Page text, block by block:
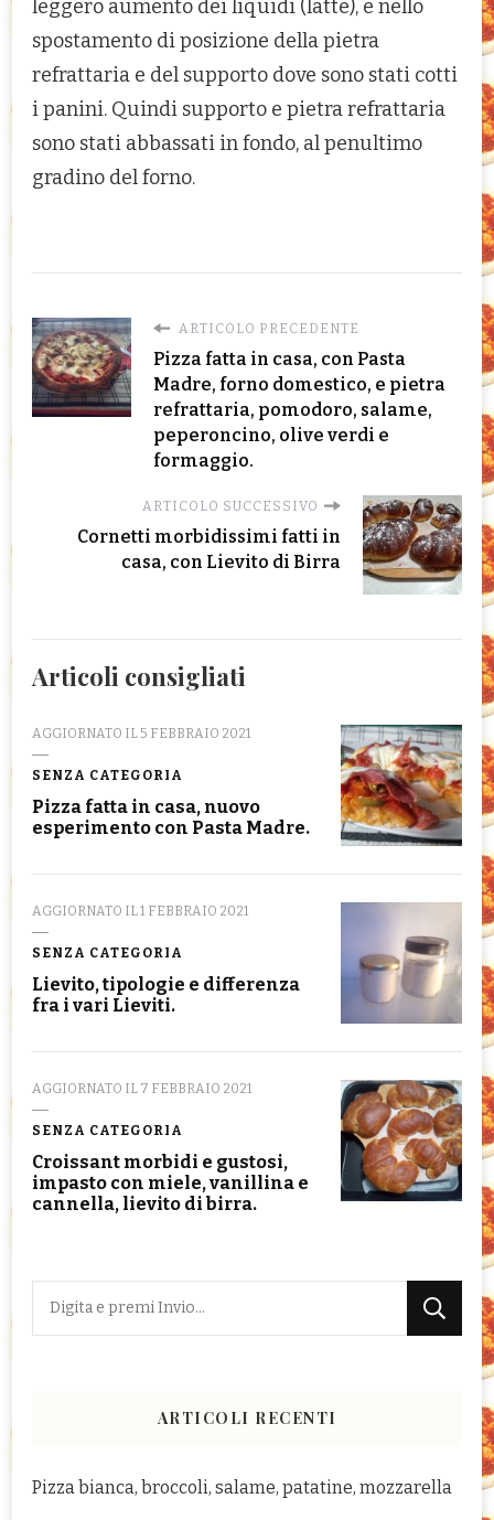
leggero aumento dei liquidi (latte), e nello
spostamento di posizione della pietra
refrattaria e del supporto dove sono stati cotti
i panini. Quindi supporto e pietra refrattaria
sono stati abbassati in fondo, al penultimo
gradino del forno.
ARTICOLO PRECEDENTE
Pizza fatta in casa, con Pasta
Madre, forno domestico, e pietra
refrattaria, pomodoro, salame,
peperoncino, olive verdi e
formaggio.
ARTICOLO SUCCESSIVO
Cornetti morbidissimi fatti in
casa, con Lievito di Birra
Articoli consigliati
AGGIORNATO IL5 FEBBRAIO 2021
SENZA CATEGORIA
Pizza fatta in casa, nuovo
esperimento con Pasta Madre.
AGGIORNATO IL1 FEBBRAIO 2021
SENZA CATEGORIA
Lievito, tipologie e differenza
fra i vari Lieviti.
AGGIORNATO IL 7 FEBBRAIO 2021
SENZA CATEGORIA
Croissant morbidi e gustosi,
impasto con miele, vanillina e
cannella, lievito di birra.
Cerchi
qualcosa?
ARTICOLI RECENTI
Pizza bianca, broccoli, salame, patatine, mozzarella